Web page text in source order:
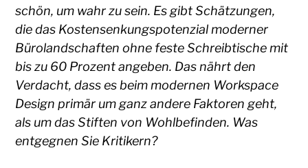
schön, um wahr zu sein. Es gibt Schätzungen,
die das Kostensenkungspotenzial moderner
Bürolandschaften ohne feste Schreibtische mit
bis zu 60 Prozent angeben. Das nährt den
Verdacht, dass es beim modernen Workspace
Design primär um ganz andere Faktoren geht,
als um das Stiften von Wohlbefinden. Was
entgegnen Sie Kritikern?